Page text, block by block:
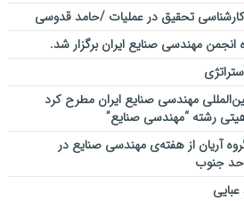
کارشناسی تحقیق در عملیات /حامد قدوسی
مهندسی صنایع ایران برگزار شد.
مهندسی صنایع ایران مطرح کرد
رشته “مهندسی صنایع”
آریان از هفته‌ی مهندسی صنایع در
جنوب